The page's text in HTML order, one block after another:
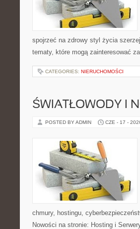
spojrzeć na zdrowy styl życia
tematy, które mogą zainteresować
CATEGORIES: NIERUCHOMOŚCI
ŚWIATŁOWODY I
POSTED BY ADMIN CZE - 17 -
chmury, hostingu,
Nowości na stronie: Hosting i